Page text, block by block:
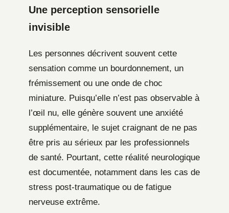
Une perception sensorielle
invisible
Les personnes décrivent souvent cette
sensation comme un bourdonnement, un
frémissement ou une onde de choc
miniature. Puisqu’elle n’est pas observable à
l’œil nu, elle génère souvent une anxiété
supplémentaire, le sujet craignant de ne pas
être pris au sérieux par les professionnels
de santé. Pourtant, cette réalité neurologique
est documentée, notamment dans les cas de
stress post-traumatique ou de fatigue
nerveuse extrême.